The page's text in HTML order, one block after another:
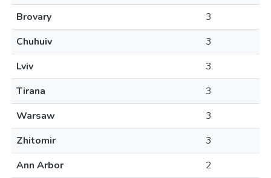
Brovary
3
Chuhuiv
3
Lviv
3
Tirana
3
Warsaw
3
Zhitomir
3
Ann Arbor
2